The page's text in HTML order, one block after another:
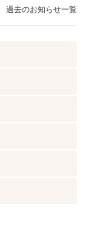
過去のお知らせ一覧